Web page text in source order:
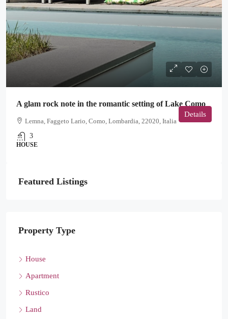
A glam rock note in the romantic setting of Lake Como
Lemna, Faggeto Lario, Como, Lombardia, 22020, Italia
3
HOUSE
Details
Featured Listings
Property Type
House
Apartment
Rustico
Land